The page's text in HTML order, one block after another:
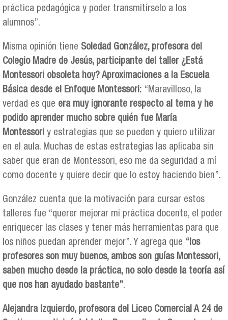
práctica pedagógica y poder transmitírselo a los
alumnos”.
Misma opinión tiene Soledad González, profesora del
Colegio Madre de Jesús, participante del taller ¿Está
Montessori obsoleta hoy? Aproximaciones a la Escuela
Básica desde el Enfoque Montessori: “Maravilloso, la
verdad es que era muy ignorante respecto al tema y he
podido aprender mucho sobre quién fue María
Montessori y estrategias que se pueden y quiero utilizar
en el aula. Muchas de estas estrategias las aplicaba sin
saber que eran de Montessori, eso me da seguridad a mí
como docente y quiere decir que lo estoy haciendo bien”.
González cuenta que la motivación para cursar estos
talleres fue “querer mejorar mi práctica docente, el poder
enriquecer las clases y tener más herramientas para que
los niños puedan aprender mejor”. Y agrega que “los
profesores son muy buenos, ambos son guías Montessori,
saben mucho desde la práctica, no solo desde la teoría así
que nos han ayudado bastante”.
Alejandra Izquierdo, profesora del Liceo Comercial A 24 de